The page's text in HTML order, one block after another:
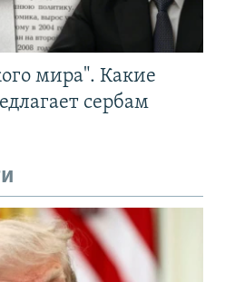
мира". Какие
сербам